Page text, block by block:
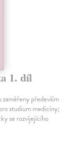
1. díl
především
studium medicíny;
se rozvíjejícího